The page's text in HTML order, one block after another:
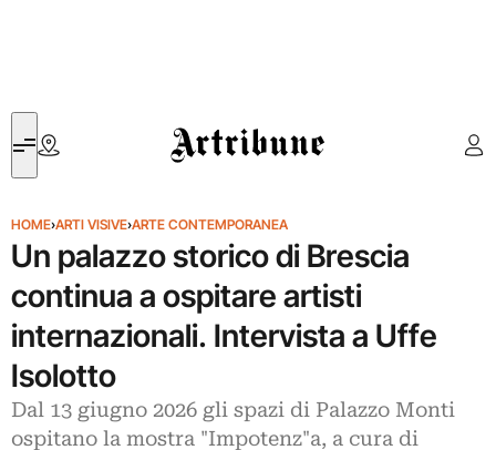
Artribune
HOME›ARTI VISIVE›ARTE CONTEMPORANEA
Un palazzo storico di Brescia
continua a ospitare artisti
internazionali. Intervista a Uffe
Isolotto
Dal 13 giugno 2026 gli spazi di Palazzo Monti
ospitano la mostra "Impotenz"a, a cura di